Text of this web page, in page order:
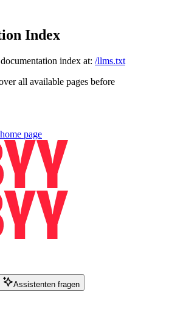
Index
index at: /llms.txt
all available pages before
home page
Assistenten fragen